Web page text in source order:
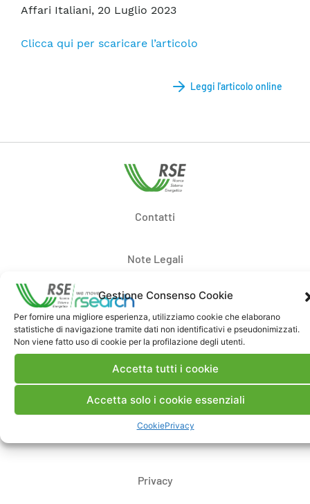
Gestione Consenso Cookie
Per fornire una migliore esperienza, utilizziamo cookie che elaborano
statistiche di navigazione tramite dati non identificativi e pseudonimizzati.
Non viene fatto uso di cookie per la profilazione degli utenti.
Accetta tutti i cookie
Accetta solo i cookie essenziali
CookiePrivacy
Affari Italiani, 20 Luglio 2023
Clicca qui per scaricare l’articolo
Leggi l'articolo online
Contatti
Note Legali
Dove siamo
Bandi di gara e contratti
Privacy